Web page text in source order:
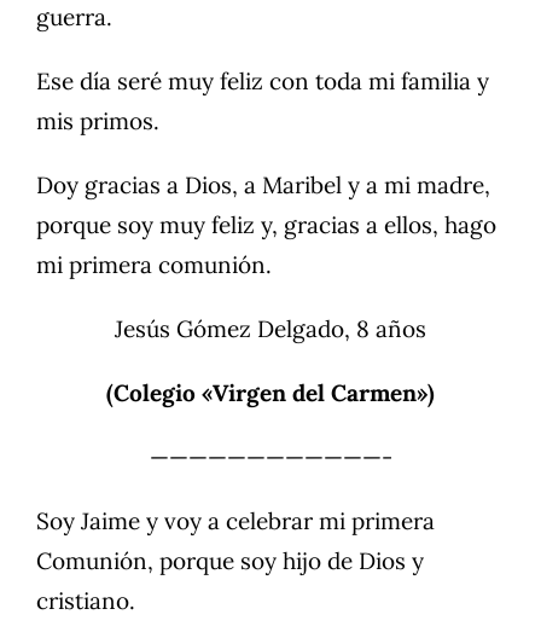
guerra.
Ese día seré muy feliz con toda mi familia y
mis primos.
Doy gracias a Dios, a Maribel y a mi madre,
porque soy muy feliz y, gracias a ellos, hago
mi primera comunión.
Jesús Gómez Delgado, 8 años
(Colegio «Virgen del Carmen»)
————————————-
Soy Jaime y voy a celebrar mi primera
Comunión, porque soy hijo de Dios y
cristiano.